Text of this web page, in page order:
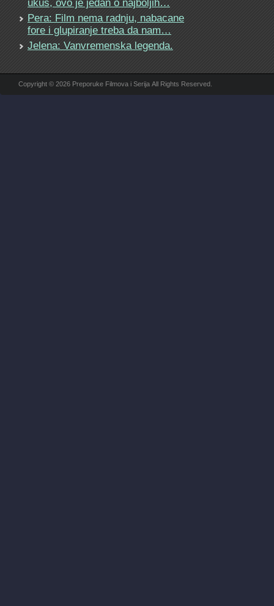
ukus, ovo je jedan o najboljih…
Pera: Film nema radnju, nabacane
fore i glupiranje treba da nam…
Jelena: Vanvremenska legenda.
Copyright © 2026 Preporuke Filmova i Serija All Rights Reserved.